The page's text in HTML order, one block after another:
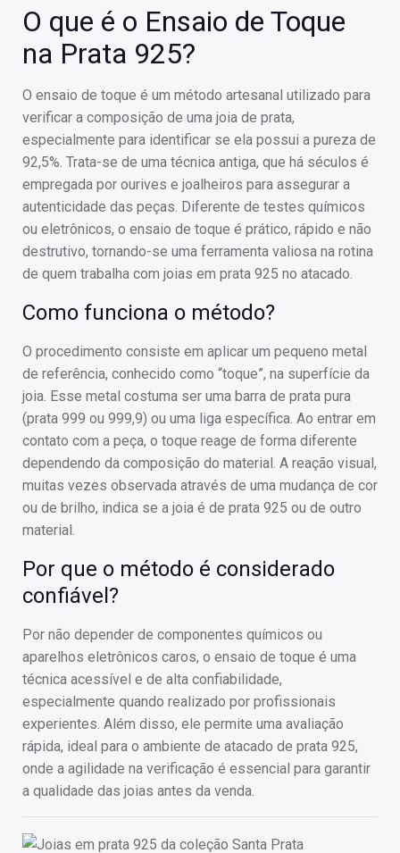
O que é o Ensaio de Toque
na Prata 925?
O ensaio de toque é um método artesanal utilizado para
verificar a composição de uma joia de prata,
especialmente para identificar se ela possui a pureza de
92,5%. Trata-se de uma técnica antiga, que há séculos é
empregada por ourives e joalheiros para assegurar a
autenticidade das peças. Diferente de testes químicos
ou eletrônicos, o ensaio de toque é prático, rápido e não
destrutivo, tornando-se uma ferramenta valiosa na rotina
de quem trabalha com joias em prata 925 no atacado.
Como funciona o método?
O procedimento consiste em aplicar um pequeno metal
de referência, conhecido como “toque”, na superfície da
joia. Esse metal costuma ser uma barra de prata pura
(prata 999 ou 999,9) ou uma liga específica. Ao entrar em
contato com a peça, o toque reage de forma diferente
dependendo da composição do material. A reação visual,
muitas vezes observada através de uma mudança de cor
ou de brilho, indica se a joia é de prata 925 ou de outro
material.
Por que o método é considerado
confiável?
Por não depender de componentes químicos ou
aparelhos eletrônicos caros, o ensaio de toque é uma
técnica acessível e de alta confiabilidade,
especialmente quando realizado por profissionais
experientes. Além disso, ele permite uma avaliação
rápida, ideal para o ambiente de atacado de prata 925,
onde a agilidade na verificação é essencial para garantir
a qualidade das joias antes da venda.